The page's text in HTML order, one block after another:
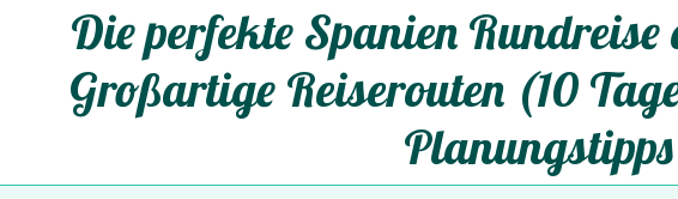
Die perfekte Spanien Rundreise
Großartige Reiserouten (10
Planungstipps